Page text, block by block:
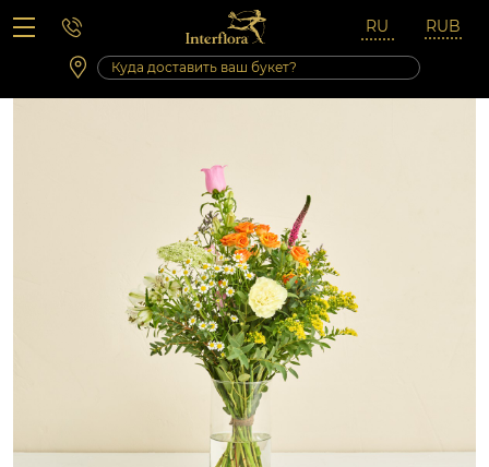
Вопросы-ответы
Сб 10:00 ‐ 14:00
Выходные и праздничные дни